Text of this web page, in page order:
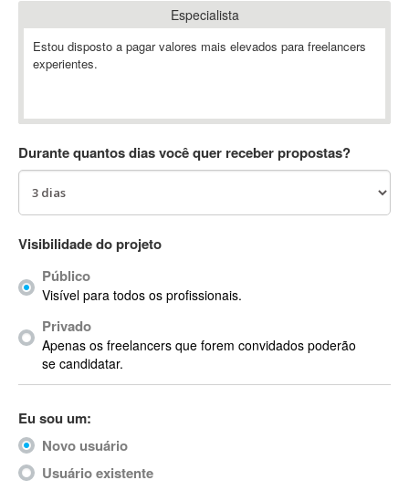
Ableton Push
Abstract
AC3
ACID Pro
ACPI
Acrobat
Acrobat X
Acronis
ACT
Actimize
ActionScript
ActionScript 3
Especialista
Estou disposto a pagar valores mais elevados para freelancers
experientes.
Durante quantos dias você quer receber propostas?
Visibilidade do projeto
Público
Visível para todos os profissionais.
Privado
Apenas os freelancers que forem convidados poderão
se candidatar.
Eu sou um:
Novo usuário
Usuário existente